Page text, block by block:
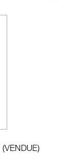
(VENDUE)